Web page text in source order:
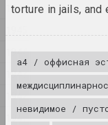
1946
1944
1943
1942
1941
torture in jails, and
а4 / оффисная
невидимое /